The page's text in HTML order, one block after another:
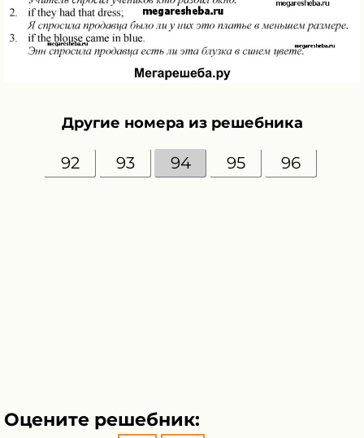
Другие номера из решебника
92 93 94 95 96
Оцените решебник: